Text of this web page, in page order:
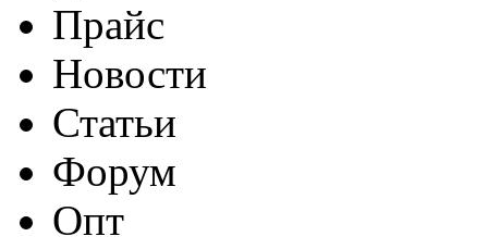
Прайс
Новости
Статьи
Форум
Опт